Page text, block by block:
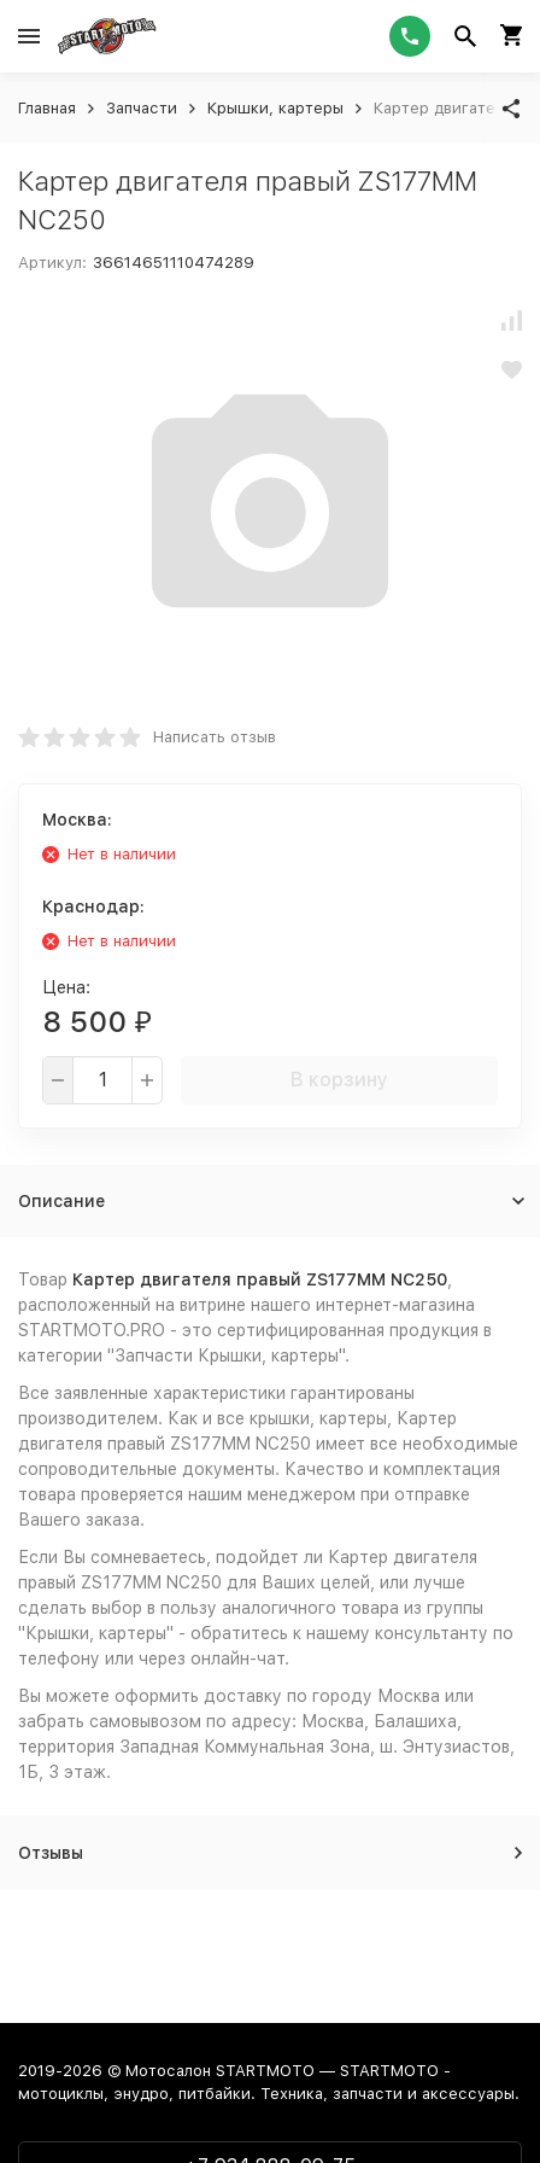
Главная Запчасти Крышки, картеры Картер двигателя
Картер двигателя правый ZS177MM
NC250
Артикул: 36614651110474289
Написать отзыв
Москва:
Нет в наличии
Краснодар:
Нет в наличии
Цена:
8 500 ₽
В корзину
Описание
Товар Картер двигателя правый ZS177MM NC250
расположенный на витрине нашего интернет-магазина
STARTMOTO.PRO - это сертифицированная продукция в
категории "Запчасти Крышки, картеры".
Все заявленные характеристики гарантированы
производителем. Как и все крышки, картеры, Картер
двигателя правый ZS177MM NC250 имеет все необходимые
сопроводительные документы. Качество и комплектация
товара проверяется нашим менеджером при отправке
Вашего заказа.
Если Вы сомневаетесь, подойдет ли Картер двигателя
правый ZS177MM NC250 для Ваших целей, или лучше
сделать выбор в пользу аналогичного товара из группы
"Крышки, картеры" - обратитесь к нашему консультанту по
телефону или через онлайн-чат.
Вы можете оформить доставку по городу Москва или
забрать самовывозом по адресу: Москва, Балашиха,
территория Западная Коммунальная Зона, ш. Энтузиастов,
1Б, 3 этаж.
Отзывы
2019-2026 © Мотосалон STARTMOTO — STARTMOTO -
мотоциклы, энудро, питбайки. Техника, запчасти и аксессуары.